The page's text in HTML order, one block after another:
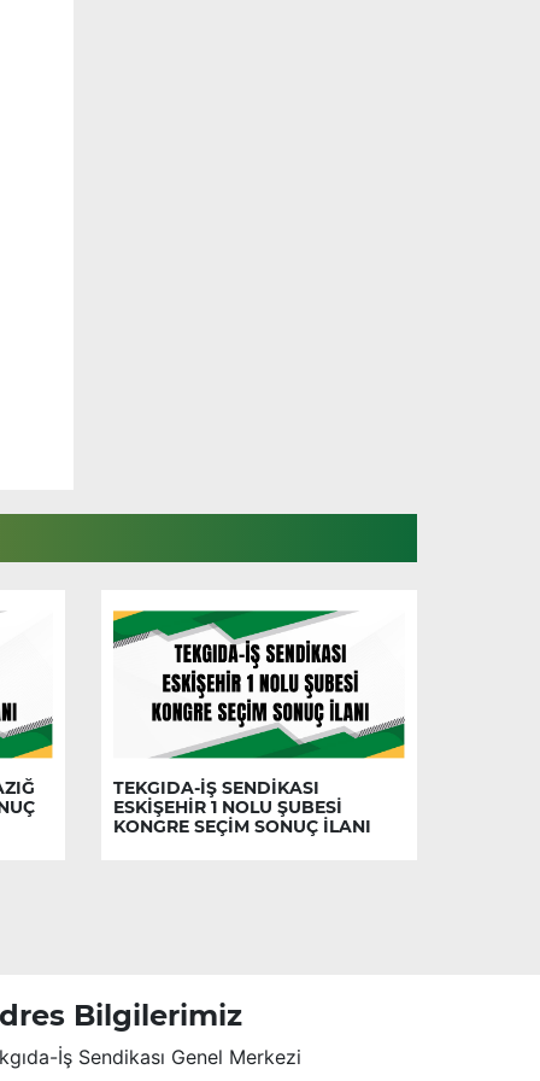
TEKGIDA-İŞ SENDİKASI
ESKİŞEHİR 1 NOLU ŞUBESİ
KONGRE SEÇİM SONUÇ İLANI
Bilgilerimiz
İş Sendikası Genel Merkezi